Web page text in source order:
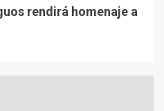
rendirá homenaje a